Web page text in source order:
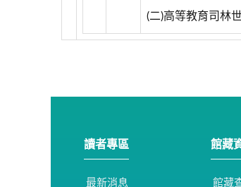
(二)高等教育司林
讀者專區
最新消息
館藏
館藏